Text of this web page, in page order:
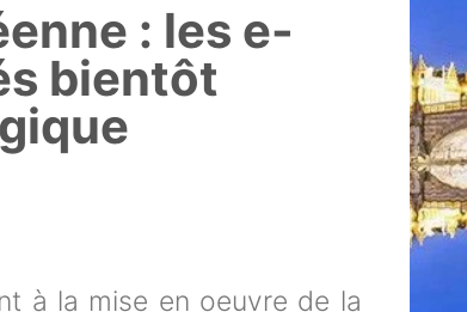
: les e-
bientôt
à la mise en oeuvre de la